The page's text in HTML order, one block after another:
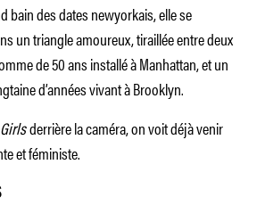
bain des dates newyorkais, elle se
un triangle amoureux, tiraillée entre deux
de 50 ans installé à Manhattan, et un
d’années vivant à Brooklyn.
Girlsderrière la caméra, on voit déjà venir
et féministe.